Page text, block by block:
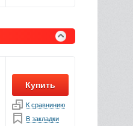
Купить
К сравнинию
В закладки